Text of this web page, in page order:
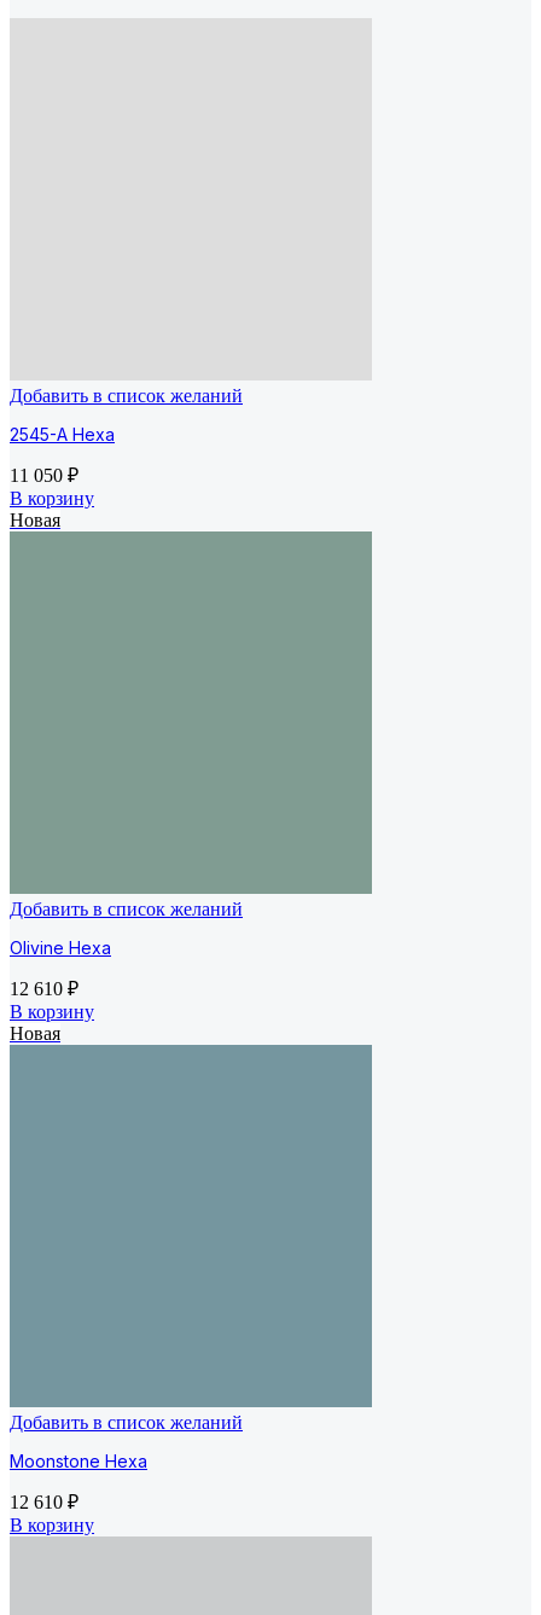
Добавить в список желаний
2545-A Hexa
11 050 ₽
В корзину
Новая
Добавить в список желаний
Olivine Hexa
12 610 ₽
В корзину
Новая
Добавить в список желаний
Moonstone Hexa
12 610 ₽
В корзину